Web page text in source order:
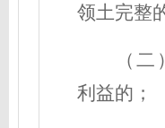
领土完整
（
利益的；